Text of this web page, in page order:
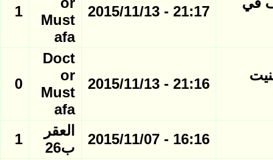
21:17 - 2015/11/13
Must
afa
1
21:16 - 2015/11/13
Doct
or
Must
afa
0
16:16 - 2015/11/07
العقر
ب26
1